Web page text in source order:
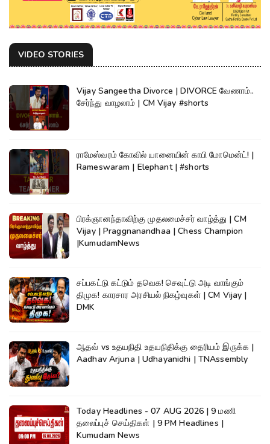
VIDEO STORIES
Vijay Sangeetha Divorce | DIVORCE வேணாம்..
சேர்ந்து வாழலாம் | CM Vijay #shorts
ராமேஸ்வரம் கோவில் யானையின் காபி மோமென்ட்! |
Rameswaram | Elephant | #shorts
பிரக்ஞானந்தாவிற்கு முதலமைச்சர் வாழ்த்து | CM
Vijay | Praggnanandhaa | Chess Champion
|KumudamNews
சப்பகட்டு கட்டும் தவெக! செவுட்டு அடி வாங்கும்
திமுக! காரசார அரசியல் நிகழ்வுகள் | CM Vijay |
DMK
ஆதவ் vs உதயநிதி உதயநிதிக்கு தைரியம் இருக்க |
Aadhav Arjuna | Udhayanidhi | TNAssembly
Today Headlines - 07 AUG 2026 | 9 மணி
தலைப்புச் செய்திகள் | 9 PM Headlines |
Kumudam News